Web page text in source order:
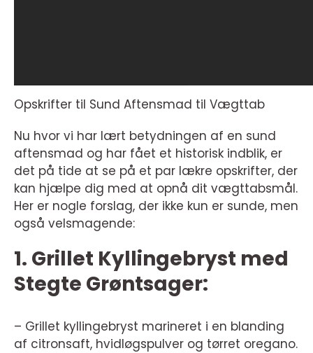
Opskrifter til Sund Aftensmad til Vægttab
Nu hvor vi har lært betydningen af en sund
aftensmad og har fået et historisk indblik, er
det på tide at se på et par lækre opskrifter, der
kan hjælpe dig med at opnå dit vægttabsmål.
Her er nogle forslag, der ikke kun er sunde, men
også velsmagende:
1. Grillet Kyllingebryst med
Stegte Grøntsager:
– Grillet kyllingebryst marineret i en blanding
af citronsaft, hvidløgspulver og tørret oregano.